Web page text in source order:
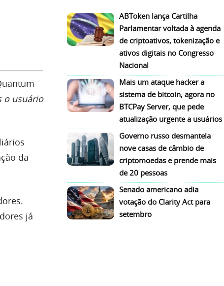
o usuário
da
já
ABToken lança Cartilha
Parlamentar voltada à agenda
de criptoativos, tokenização e
ativos digitais no Congresso
Nacional
Mais um ataque hacker a
sistema de bitcoin, agora no
BTCPay Server, que pede
atualização urgente a usuários
Governo russo desmantela
nove casas de câmbio de
criptomoedas e prende mais
de 20 pessoas
Senado americano adia
votação do Clarity Act para
setembro